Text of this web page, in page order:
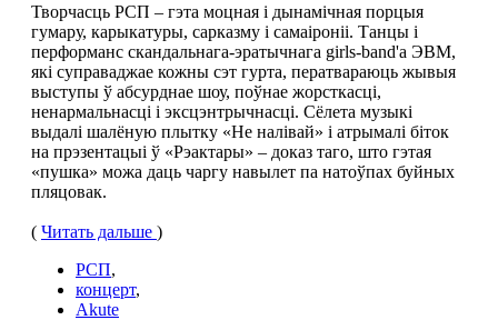
Творчасць РСП – гэта моцная і дынамічная порцыя
гумару, карыкатуры, сарказму і самаіроніі. Танцы і
перформанс скандальнага-эратычнага girls-band'а ЭВМ,
які суправаджае кожны сэт гурта, ператвараюць жывыя
выступы ў абсурднае шоу, поўнае жорсткасці,
ненармальнасці і эксцэнтрычнасці. Сёлета музыкі
выдалі шалёную плытку «Не налівай» і атрымалі біток
на прэзентацыі ў «Рэактары» – доказ таго, што гэтая
«пушка» можа даць чаргу навылет па натоўпах буйных
пляцовак.
( Читать дальше )
РСП,
концерт,
Akute